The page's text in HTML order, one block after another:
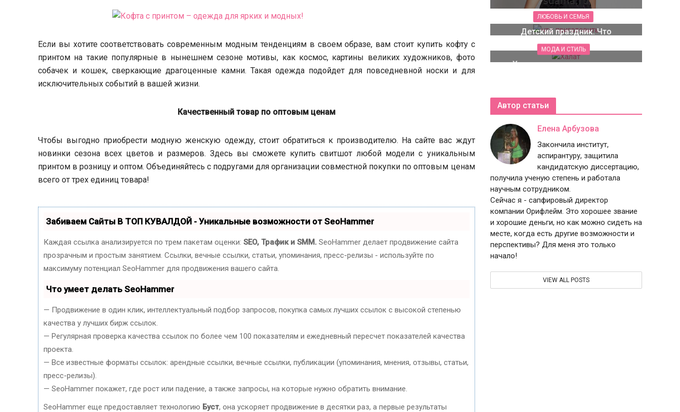
Если вы хотите соответствовать современным модным тенденциям в своем образе, вам стоит купить кофту с
принтом на такие популярные в нынешнем сезоне мотивы, как космос, картины великих художников, фото
собачек и кошек, сверкающие драгоценные камни. Такая одежда подойдет для повседневной носки и для
исключительных событий в вашей жизни.
Качественный товар по оптовым ценам
Чтобы выгодно приобрести модную женскую одежду, стоит обратиться к производителю. На сайте вас ждут
новинки сезона всех цветов и размеров. Здесь вы сможете купить свитшот любой модели с уникальным
принтом в розницу и оптом. Объединяйтесь с подругами для организации совместной покупки по оптовым ценам
всего от трех единиц товара!
Забиваем Сайты В ТОП КУВАЛДОЙ - Уникальные возможности от SeoHammer
Каждая ссылка анализируется по трем пакетам оценки: SEO, Трафик и SMM. SeoHammer делает продвижение сайта
прозрачным и простым занятием. Ссылки, вечные ссылки, статьи, упоминания, пресс-релизы - используйте по
максимуму потенциал SeoHammer для продвижения вашего сайта.
Что умеет делать SeoHammer
— Продвижение в один клик, интеллектуальный подбор запросов, покупка самых лучших ссылок с высокой степенью
качества у лучших бирж ссылок.
— Регулярная проверка качества ссылок по более чем 100 показателям и ежедневный пересчет показателей качества
проекта.
— Все известные форматы ссылок: арендные ссылки, вечные ссылки, публикации (упоминания, мнения, отзывы, статьи,
пресс-релизы).
— SeoHammer покажет, где рост или падение, а также запросы, на которые нужно обратить внимание.
SeoHammer еще предоставляет технологию Буст, она ускоряет продвижение в десятки раз, а первые результаты
ЛЮБОВЬ И СЕМЬЯ
Детский праздник. Что
приготовить на стол
МОДА И СТИЛЬ
Халат: путь через столетия
Автор статьи
Елена Арбузова
Закончила институт,
аспирантуру, защитила
кандидатскую диссертацию,
получила ученую степень и работала
научным сотрудником.
Сейчас я - сапфировый директор
компании Орифлейм. Это хорошее звание
и хорошие деньги, но как можно сидеть на
месте, когда есть другие возможности и
перспективы? Для меня это только
начало!
VIEW ALL POSTS